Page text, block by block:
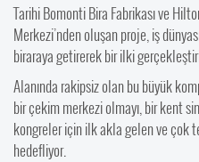
Tarihi Bomonti Bira Fabrikası ve
Merkezi’nden oluşan proje, iş
biraraya getirerek bir ilki
Alanında rakipsiz olan bu büyük
bir çekim merkezi olmayı, bir kent
kongreler için ilk akla gelen ve çok
hedefliyor.